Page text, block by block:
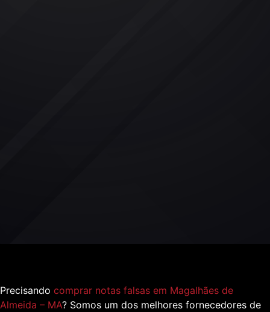
Precisando comprar notas falsas em Magalhães de
Almeida – MA? Somos um dos melhores fornecedores de